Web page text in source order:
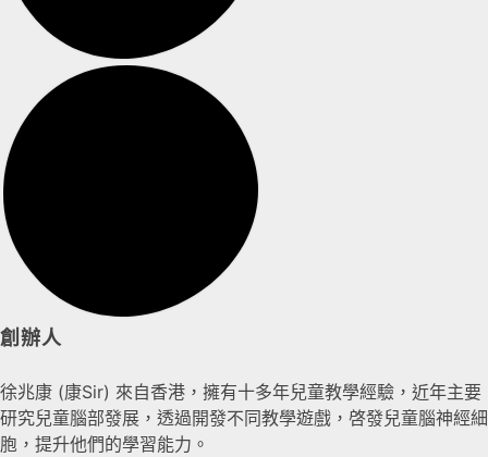
創辦人
徐兆康 (康Sir) 來自香港，擁有十多年兒童教學經驗，近年主要
研究兒童腦部發展，透過開發不同教學遊戲，啓發兒童腦神經細
胞，提升他們的學習能力。